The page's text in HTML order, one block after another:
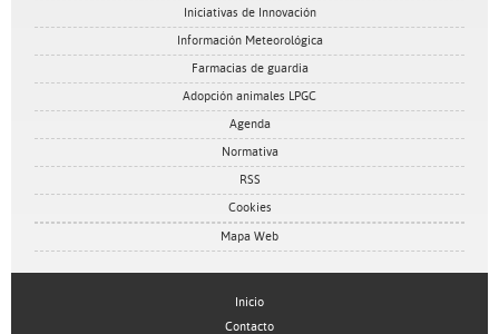
Iniciativas de Innovación
Información Meteorológica
Farmacias de guardia
Adopción animales LPGC
Agenda
Normativa
RSS
Cookies
Mapa Web
Inicio
Contacto